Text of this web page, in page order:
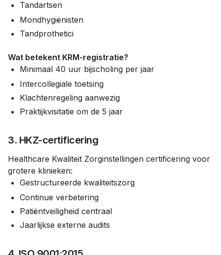
Tandartsen
Mondhygiënisten
Tandprothetici
Wat betekent KRM-registratie?
Minimaal 40 uur bijscholing per jaar
Intercollegiale toetsing
Klachtenregeling aanwezig
Praktijkvisitatie om de 5 jaar
3. HKZ-certificering
Healthcare Kwaliteit Zorginstellingen certificering voor
grotere klinieken:
Gestructureerde kwaliteitszorg
Continue verbetering
Patiëntveiligheid centraal
Jaarlijkse externe audits